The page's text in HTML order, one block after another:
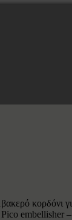
κορδόνι
Pico embellisher